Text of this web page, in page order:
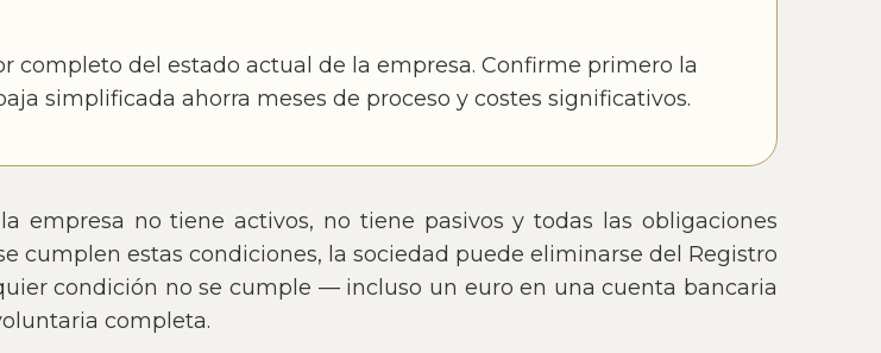
completo del estado actual de la empresa. Confirme primero la
simplificada ahorra meses de proceso y costes significativos.
empresa no tiene activos, no tiene pasivos y todas las obligaciones
cumplen estas condiciones, la sociedad puede eliminarse del Registro
condición no se cumple — incluso un euro en una cuenta bancaria
completa.